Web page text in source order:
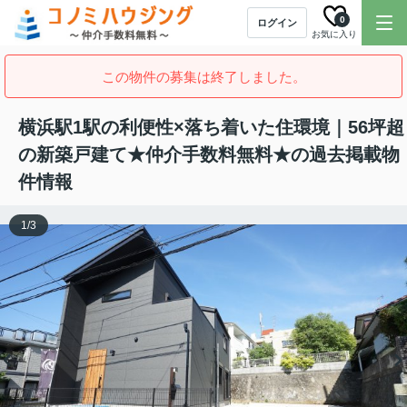
ログイン
お気に入り
0
この物件の募集は終了しました。
横浜駅1駅の利便性×落ち着いた住環境｜56坪超
の新築戸建て★仲介手数料無料★の過去掲載物
件情報
1/3